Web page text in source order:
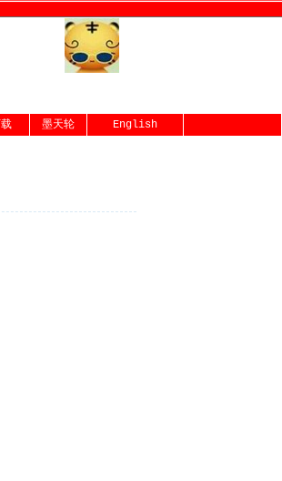
载 墨天轮 English